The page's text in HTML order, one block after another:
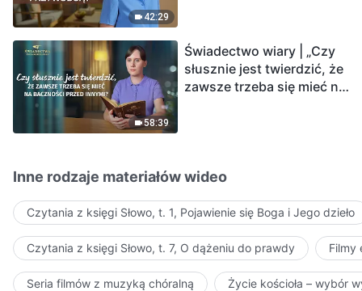
42:29
58:39
Świadectwo wiary | „Czy
słusznie jest twierdzić, że
zawsze trzeba się mieć na
Inne rodzaje materiałów wideo
Czytania z księgi Słowo, t. 1, Pojawienie się Boga i Jego dzieło
Czytania z księgi Słowo, t. 7, O dążeniu do prawdy Filmy
Seria filmów z muzyką chóralną Życie kościoła – wybór